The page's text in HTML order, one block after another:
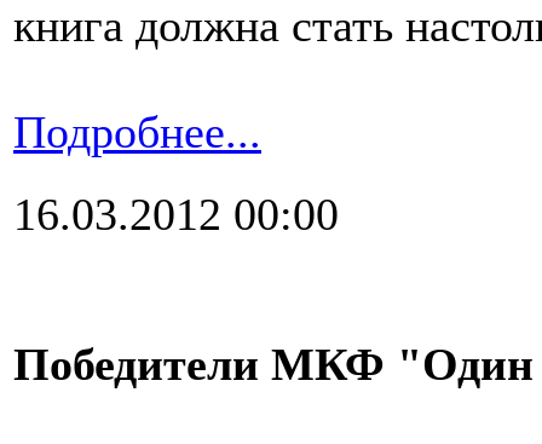
книга должна стать
Подробнее...
16.03.2012 00:00
Победители МКФ "Один